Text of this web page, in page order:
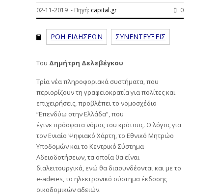
02-11-2019 - Πηγή: capital.gr 0
ΡΟΗ ΕΙΔΗΣΕΩΝ ΣΥΝΕΝΤΕΥΞΕΙΣ
Του Δημήτρη Δελεβέγκου
Τρία νέα πληροφοριακά συστήματα, που
περιορίζουν τη γραφειοκρατία για πολίτες και
επιχειρήσεις, προβλέπει το νομοσχέδιο
“Επενδύω στην Ελλάδα”, που
έγινε πρόσφατα νόμος του κράτους. Ο λόγος για
τον Ενιαίο Ψηφιακό Χάρτη, το Εθνικό Μητρώο
Υποδομών και το Κεντρικό Σύστημα
Αδειοδοτήσεων, τα οποία θα είναι
διαλειτουργικά, ενώ θα διασυνδέονται και με το
e-adeies, το ηλεκτρονικό σύστημα έκδοσης
οικοδομικών αδειών.